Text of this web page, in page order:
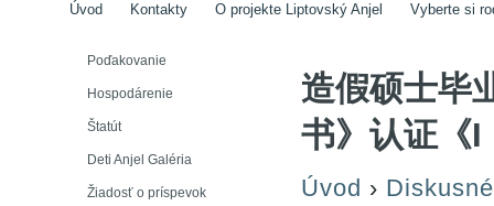
Úvod Kontakty O projekte Liptovský Anjel Vyberte si
Poďakovanie
Hospodárenie
Štatút
Deti Anjel Galéria
Žiadosť o príspevok
造假硕士毕
书》认证《I
Úvod ›